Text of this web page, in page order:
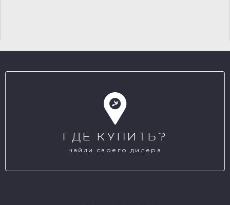
ГДЕ КУПИТЬ?
найди своего дилера